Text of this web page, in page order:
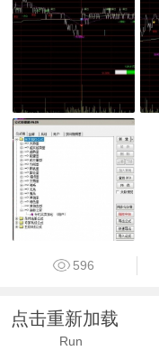
596
点击重新加载
Run